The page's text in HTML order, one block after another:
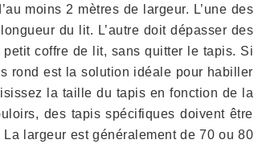
moins 2 mètres de largeur. L’une des
du lit. L’autre doit dépasser des
coffre de lit, sans quitter le tapis. Si
rond est la solution idéale pour habiller
la taille du tapis en fonction de la
des tapis spécifiques doivent être
largeur est généralement de 70 ou 80